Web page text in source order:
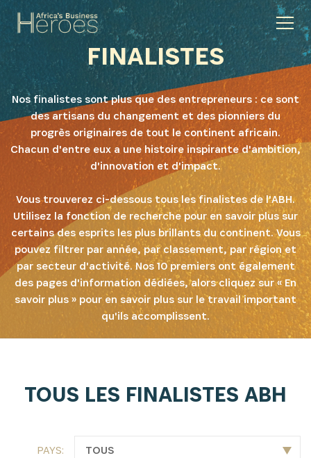
INSCRIVEZ-VOUS À NOTRE
Recevez les dernières informations sur l'Africa
FINALISTES
Nos finalistes sont plus que des entrepreneurs : ce sont
des artisans du changement et des pionniers du
progrès originaires de tout le continent africain.
Chacun d'entre eux a une histoire inspirante d'ambition,
d'innovation et d'impact.
Vous trouverez ci-dessous tous les finalistes de l'ABH.
Utilisez la fonction de recherche pour en savoir plus sur
certains des esprits les plus brillants du continent. Vous
pouvez filtrer par année, par classement, par région et
par secteur d'activité. Nos 10 premiers ont également
des pages d'information dédiées, alors cliquez sur « En
savoir plus » pour en savoir plus sur le travail important
qu'ils accomplissent.
TOUS LES FINALISTES ABH
PAYS: